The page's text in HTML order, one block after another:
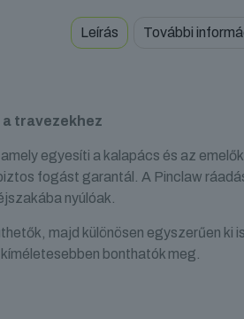
Leírás További
travezekhez
egyesíti a kalapács és az
fogást garantál. A Pinclaw
nyúlóak.
majd különösen egyszerűen ki
bonthatók meg.